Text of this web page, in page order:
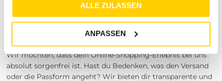
ALLE ZULASSEN
ANPASSEN
Unser Service-Versprechen:
Transparente und faire
Wir möchten, dass dein Online-Shopping-Erlebnis bei uns
absolut sorgenfrei ist. Hast du Bedenken, was den Versand
oder die Passform angeht? Wir bieten dir transparente und